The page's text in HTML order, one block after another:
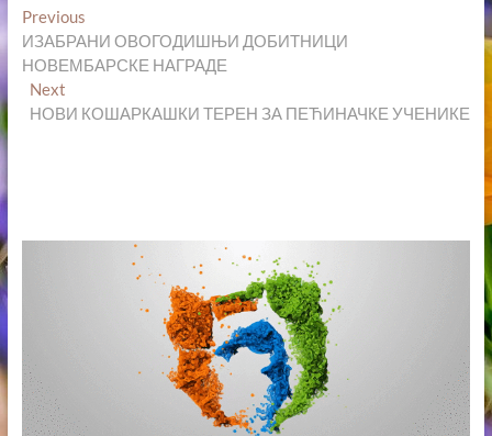
Кретање
чланка
PreviousPrevious
post:
ИЗАБРАНИ ОВОГОДИШЊИ ДОБИТНИЦИ
НОВЕМБАРСКЕ НАГРАДЕ
Next
post:
НОВИ КОШАРКАШКИ ТЕРЕН ЗА ПЕЋИНАЧКЕ УЧЕНИКЕ